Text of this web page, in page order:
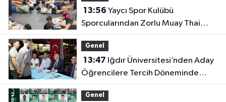
13:56
Sporcularından Zorlu Muay Thai
Eğitimi
Genel
13:47
Öğrencilere Tercih Döneminde
Rehberlik Desteği
Genel